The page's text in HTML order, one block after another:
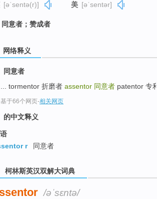
[əˈsentə(r)] 美 [əˈsentər]
同意者；赞成者
网络释义
同意者
... tormentor 折磨者 assentor 同意者 patentor 专
基于66个网页-相关网页
的中文释义
r
同意者
柯林斯英汉双解大词典
/əˈsɛntə/